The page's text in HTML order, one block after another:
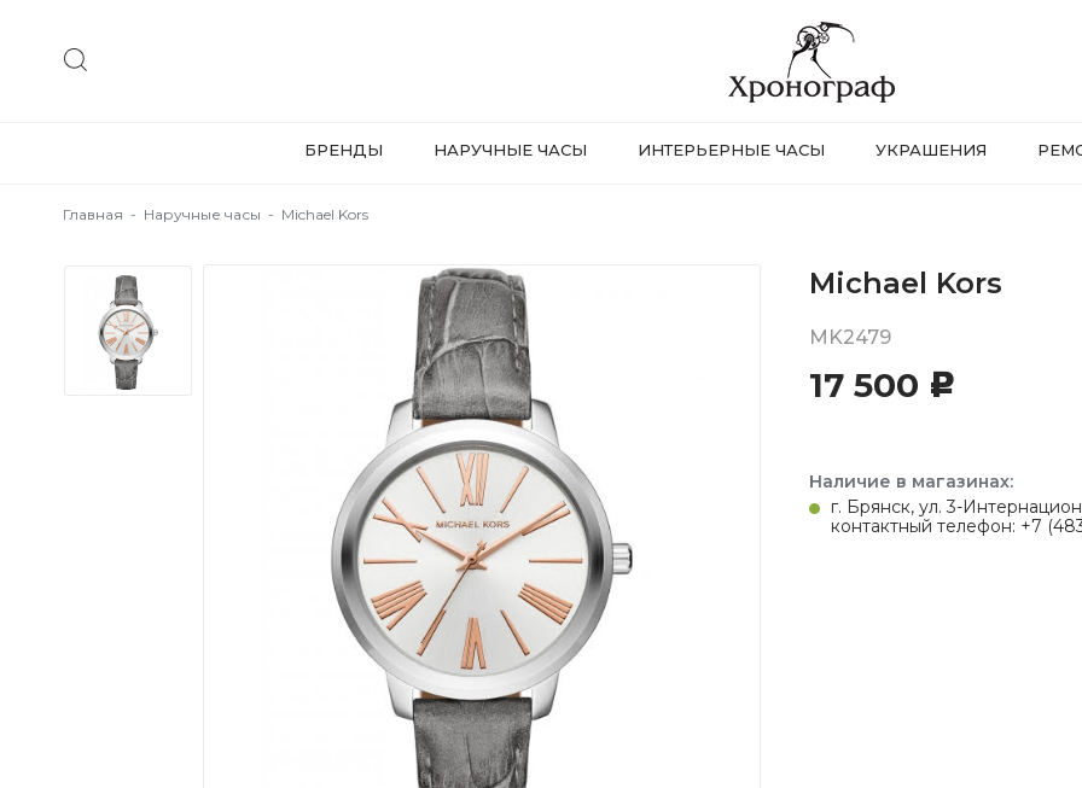
БРЕНДЫ НАРУЧНЫЕ ЧАСЫ ИНТЕРЬЕРНЫЕ ЧАСЫ УКРАШЕНИЯ
Главная - Наручные часы - Michael Kors
Michael Kors
MK2479
17 500 c
Наличие в магазинах:
г. Брянск, ул. 3-
контактный телефон: +7